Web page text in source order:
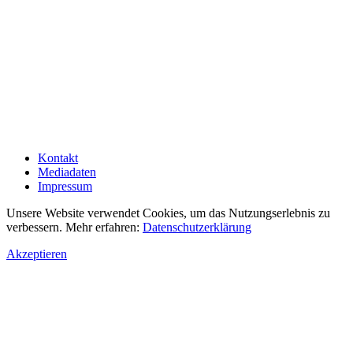
Kontakt
Mediadaten
Impressum
Unsere Website verwendet Cookies, um das Nutzungserlebnis zu
verbessern. Mehr erfahren: Datenschutzerklärung
Akzeptieren